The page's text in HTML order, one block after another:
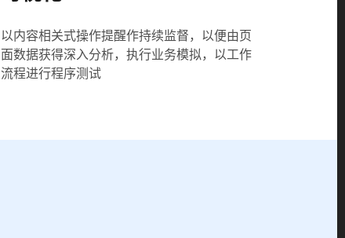
以内容相关式操作提醒作持续监督，以便由页
面数据获得深入分析，执行业务模拟，以工作
流程进行程序测试